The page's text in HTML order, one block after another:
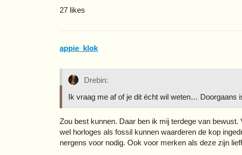
27 likes
appie_klok
Drebin:
Ik vraag me af of je dit écht wil weten… Doorgaans
Zou best kunnen. Daar ben ik mij terdege van
wel horloges als fossil kunnen waarderen de kop
nergens voor nodig. Ook voor merken als deze zijn